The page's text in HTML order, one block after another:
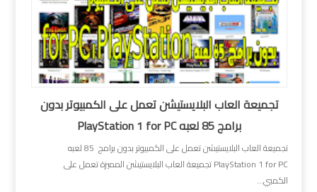
تجميعة العاب البلايستيشن تعمل على الكمبيوتر بدون
برامج 85 لعبه PlayStation 1 for PC
تجميعة العاب البلايستيشن تعمل على الكمبيوتر بدون برامج 85 لعبه
PlayStation 1 for PC تجميعة العاب البلايستيشن المميزة تعمل على
الكمبي...